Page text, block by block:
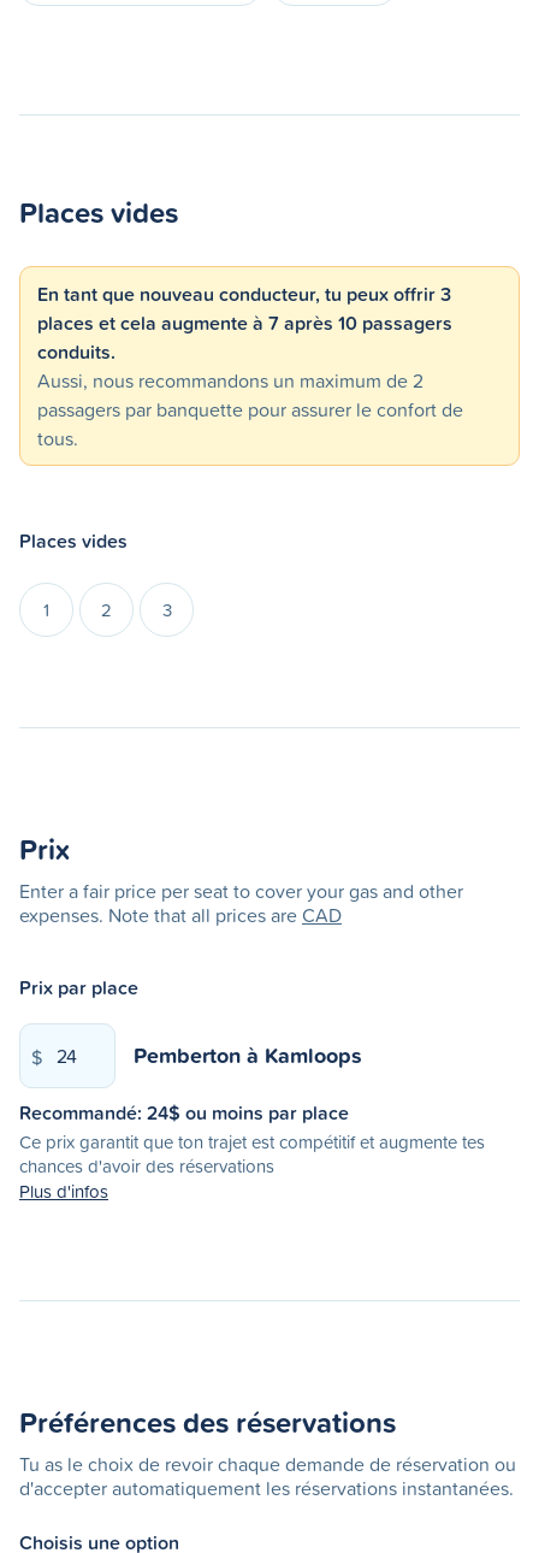
Places vides
En tant que nouveau conducteur, tu peux offrir 3
places et cela augmente à 7 après 10 passagers
conduits.
Aussi, nous recommandons un maximum de 2
passagers par banquette pour assurer le confort de
tous.
Places vides
1 2 3
Prix
Enter a fair price per seat to cover your gas and other
expenses. Note that all prices areCAD
Prix par place
$ Pembertonà Kamloops
Recommandé: 24$ ou moins par place
Ce prix garantit que ton trajet est compétitif et augmente tes
chances d'avoir des réservations
Plus d'infos
Préférences des réservations
Tu as le choix de revoir chaque demande de réservation ou
d'accepter automatiquement les réservations instantanées.
Choisis une option